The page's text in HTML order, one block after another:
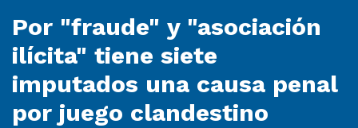
Por "fraude" y "asociación
ilícita" tiene siete
imputados una causa penal
por juego clandestino